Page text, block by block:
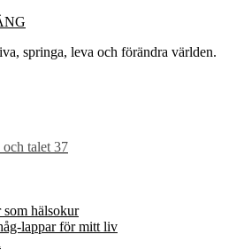
springa, leva och förändra världen.
talet 37
hälsokur
lappar för mitt liv